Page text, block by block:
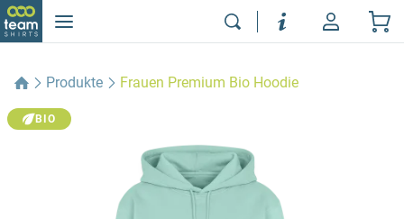
Produkte Frauen Premium Bio Hoodie
BIO